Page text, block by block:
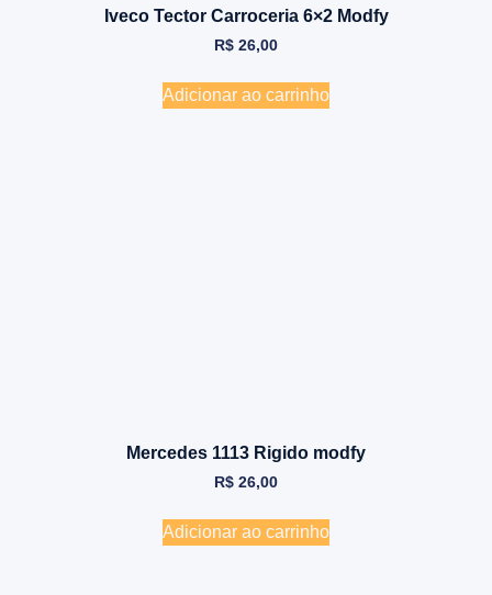
Iveco Tector Carroceria 6×2 Modfy
R$ 26,00
Adicionar ao carrinho
Mercedes 1113 Rigido modfy
R$ 26,00
Adicionar ao carrinho